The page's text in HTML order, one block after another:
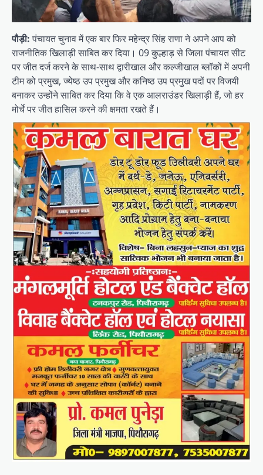
पौड़ी:पंचायत चुनाव में एक बार फिर महेन्द्र सिंह राणा ने अपने आप को
राजनीतिक खिलाड़ी साबित कर दिया। 09 कुल्हाड़ से जिला पंचायत सीट
पर जीत दर्ज करने के साथ-साथ द्वारीखाल और कल्जीखाल ब्लॉकों में अपनी
टीम को प्रमुख, ज्येष्ठ उप प्रमुख और कनिष्ठ उप प्रमुख पदों पर विजयी
बनाकर उन्होंने साबित कर दिया कि वे एक आलराउंडर खिलाड़ी हैं, जो हर
मोर्चे पर जीत हासिल करने की क्षमता रखते हैं।